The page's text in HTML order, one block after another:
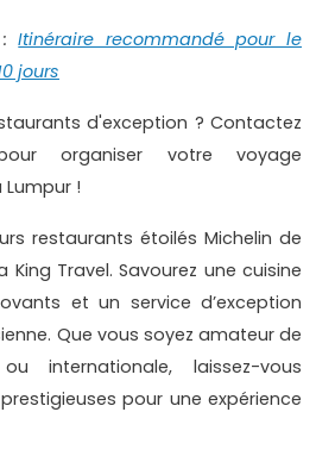
:Itinéraire recommandé pour le
jours
d'exception ? Contactez
organiser votre voyage
!
restaurants étoilés Michelin de
King Travel. Savourez une cuisine
et un service d’exception
Que vous soyez amateur de
internationale, laissez-vous
pour une expérience